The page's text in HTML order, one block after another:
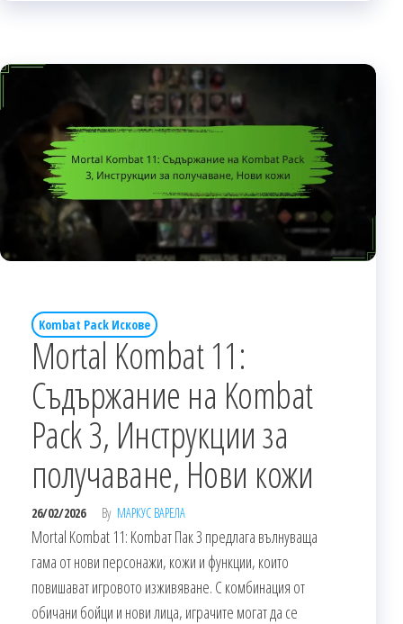
Kombat Pack Искове
Mortal Kombat 11:
Съдържание на Kombat
Pack 3, Инструкции за
получаване, Нови кожи
26/02/2026 By МАРКУС ВАРЕЛА
Mortal Kombat 11: Kombат Пак 3 предлага вълнуваща
гама от нови персонажи, кожи и функции, които
повишават игровото изживяване. С комбинация от
обичани бойци и нови лица, играчите могат да се